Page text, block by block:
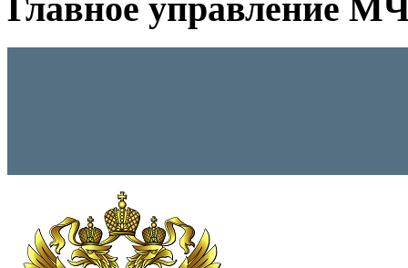
Главное управление